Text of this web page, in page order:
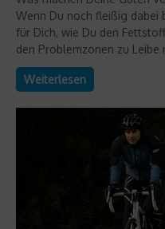
Wenn Du noch fleißig dabei
für Dich, wie Du den
den Problemzonen zu Leibe
Weiterlesen